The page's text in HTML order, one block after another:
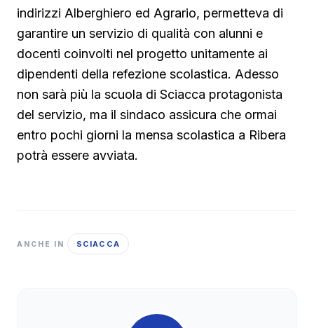
indirizzi Alberghiero ed Agrario, permetteva di
garantire un servizio di qualità con alunni e
docenti coinvolti nel progetto unitamente ai
dipendenti della refezione scolastica. Adesso
non sarà più la scuola di Sciacca protagonista
del servizio, ma il sindaco assicura che ormai
entro pochi giorni la mensa scolastica a Ribera
potrà essere avviata.
ANCHE IN SCIACCA